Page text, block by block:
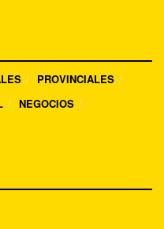
PROVINCIALES
NEGOCIOS